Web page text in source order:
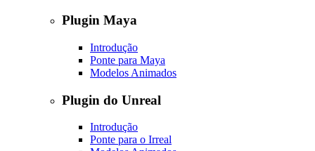
Plugin Maya
Introdução
Ponte para Maya
Modelos Animados
Plugin do Unreal
Introdução
Ponte para o Irreal